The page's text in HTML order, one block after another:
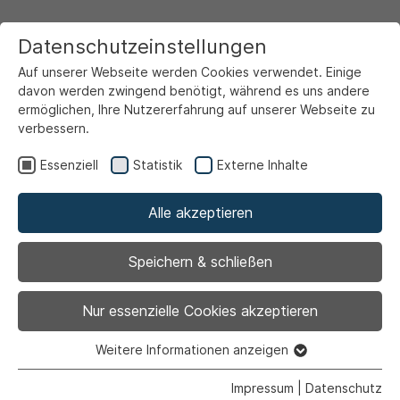
Mini-Marathon im
Sportpark: Ahlen läuft –
und zwar richtig gut!
Datenschutzeinstellungen
Auf unserer Webseite werden Cookies verwendet. Einige
davon werden zwingend benötigt, während es uns andere
ermöglichen, Ihre Nutzererfahrung auf unserer Webseite zu
verbessern.
Essenziell Statistik Externe Inhalte
Alle akzeptieren
Speichern & schließen
Nur essenzielle Cookies akzeptieren
Essenzielle Cookies werden für grundlegende Funktionen
Weitere Informationen anzeigen
Impressum Datenschutz